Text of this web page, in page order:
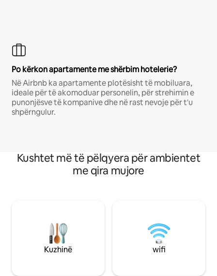
Po kërkon apartamente me shërbim hotelerie?
Në Airbnb ka apartamente plotësisht të mobiluara,
ideale për të akomoduar personelin, për strehimin e
punonjësve të kompanive dhe në rast nevoje për t'u
shpërngulur.
Kushtet më të pëlqyera për ambientet
me qira mujore
Kuzhinë wifi